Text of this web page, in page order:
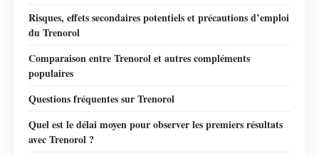
Risques, effets secondaires potentiels et précautions d’emploi
du Trenorol
Comparaison entre Trenorol et autres compléments
populaires
Questions fréquentes sur Trenorol
Quel est le délai moyen pour observer les premiers résultats
avec Trenorol ?